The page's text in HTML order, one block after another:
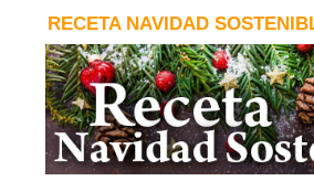
RECETA NAVIDAD